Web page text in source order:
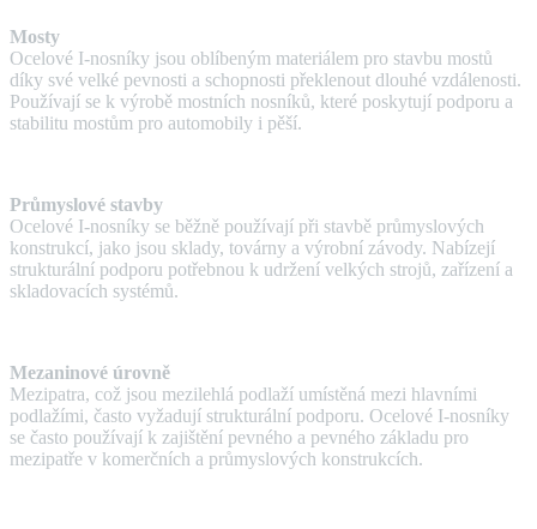
Mosty
Ocelové I-nosníky jsou oblíbeným materiálem pro stavbu mostů
díky své velké pevnosti a schopnosti překlenout dlouhé vzdálenosti.
Používají se k výrobě mostních nosníků, které poskytují podporu a
stabilitu mostům pro automobily i pěší.
Průmyslové stavby
Ocelové I-nosníky se běžně používají při stavbě průmyslových
konstrukcí, jako jsou sklady, továrny a výrobní závody. Nabízejí
strukturální podporu potřebnou k udržení velkých strojů, zařízení a
skladovacích systémů.
Mezaninové úrovně
Mezipatra, což jsou mezilehlá podlaží umístěná mezi hlavními
podlažími, často vyžadují strukturální podporu. Ocelové I-nosníky
se často používají k zajištění pevného a pevného základu pro
mezipatře v komerčních a průmyslových konstrukcích.